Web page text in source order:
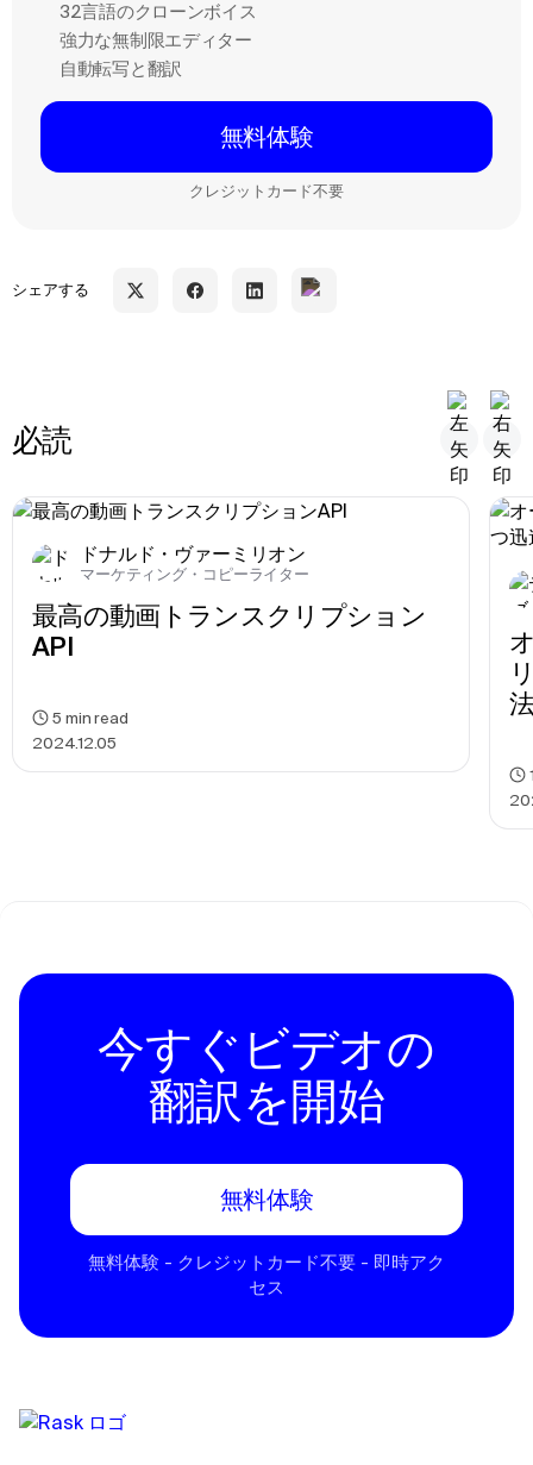
32言語のクローンボイス
強力な無制限エディター
自動転写と翻訳
無料体験
クレジットカード不要
シェアする
必読
ドナルド・ヴァーミリオン
マーケティング・コピーライター
最高の動画トランスクリプション
API
2024.12.05
5 min read
今すぐビデオの
翻訳を開始
無料体験
無料体験 - クレジットカード不要 - 即時アク
セス